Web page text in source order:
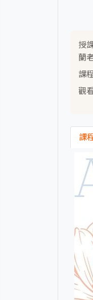
授
蘭
課
觀
課